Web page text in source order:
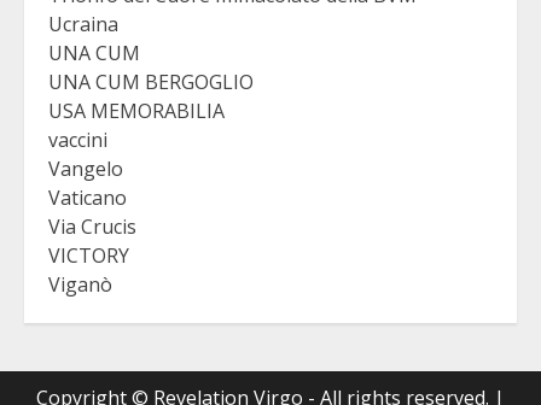
Ucraina
UNA CUM
UNA CUM BERGOGLIO
USA MEMORABILIA
vaccini
Vangelo
Vaticano
Via Crucis
VICTORY
Viganò
Copyright © Revelation Virgo - All rights reserved. |